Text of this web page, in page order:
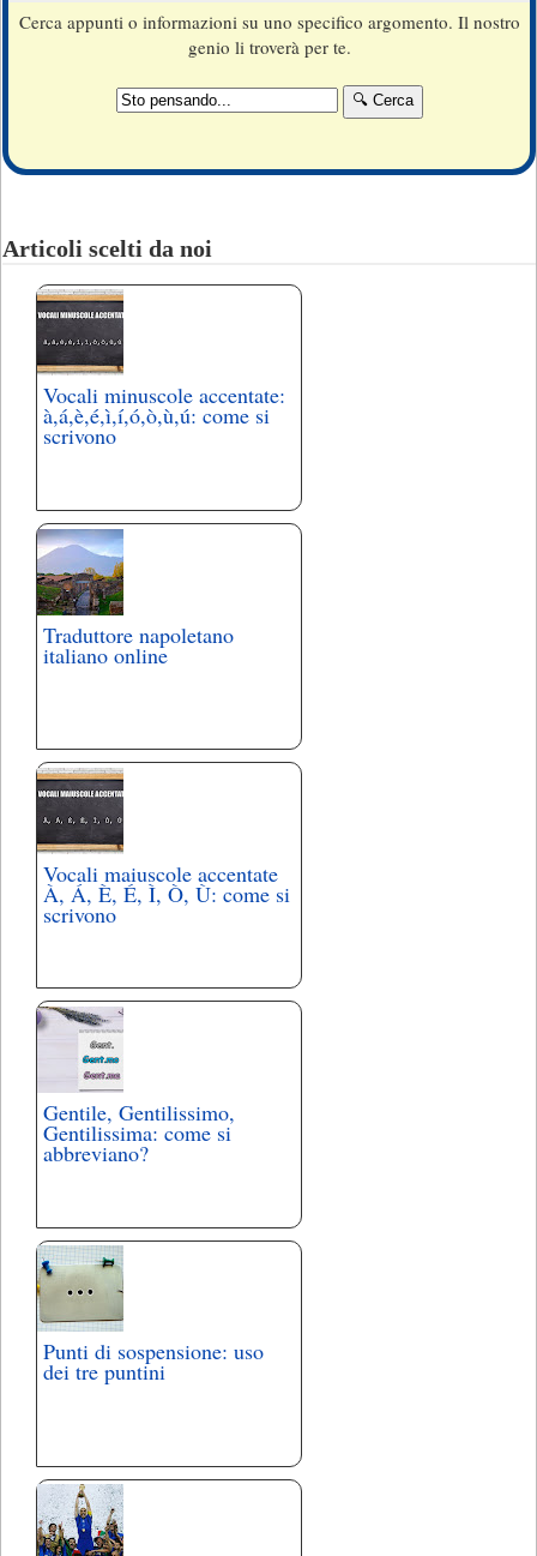
Cerca appunti o informazioni su uno specifico argomento. Il nostro
genio li troverà per te.
Articoli scelti da noi
Vocali minuscole accentate:
à,á,è,é,ì,í,ó,ò,ù,ú: come si
scrivono
Traduttore napoletano
italiano online
Vocali maiuscole accentate
À, Á, È, É, Ì, Ò, Ù: come si
scrivono
Gentile, Gentilissimo,
Gentilissima: come si
abbreviano?
Punti di sospensione: uso
dei tre puntini